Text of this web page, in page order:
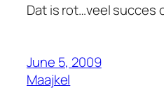
Dat is rot…veel succes
June 5, 2009
Maajkel